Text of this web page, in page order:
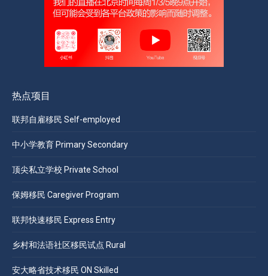
热点项目
联邦自雇移民 Self-employed
中小学教育 Primary Secondary
顶尖私立学校 Private School
保姆移民 Caregiver Program
联邦快速移民 Express Entry
乡村和法语社区移民试点 Rural
安大略省技术移民 ON Skilled